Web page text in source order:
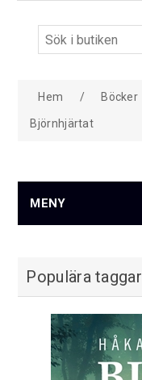
Hem / Böcker
Björnhjärtat
MENY
Populära taggar